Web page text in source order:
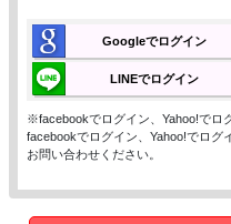
Googleでログイン
LINEでログイン
※facebookでログイン、Yahoo!でロ
facebookでログイン、Yahoo!でログ
お問い合わせください。